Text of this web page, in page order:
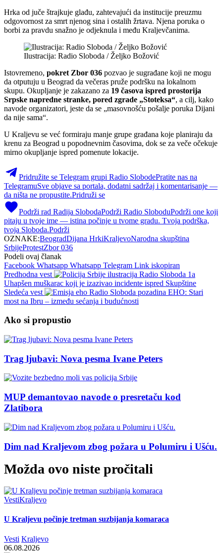
Hrka od juče štrajkuje glađu, zahtevajući da institucije preuzmu
odgovornost za smrt njenog sina i ostalih žrtava. Njena poruka o
borbi za pravdu snažno je odjeknula i među Kraljevčanima.
Ilustracija: Radio Sloboda / Željko Božović
Istovremeno, pokret Zbor 036 pozvao je sugrađane koji ne mogu
da otputuju u Beograd da večeras pruže podršku na lokalnom
skupu. Okupljanje je zakazano za 19 časova ispred prostorija
Srpske napredne stranke, pored zgrade „Stoteksa“, a cilj, kako
navode organizatori, jeste da se „masovnošću pošalje poruka Dijani
da nije sama“.
U Kraljevu se već formiraju manje grupe građana koje planiraju da
krenu za Beograd u popodnevnim časovima, dok se za veče očekuje
mirno okupljanje ispred pomenute lokacije.
Pridružite se Telegram grupi Radio SlobodePratite nas na
TelegramuSve objave sa portala, dodatni sadržaj i komentarisanje —
da ništa ne propustite.Pridruži se
Podrži rad Radija SlobodaPodrži Radio SloboduPodrži one koji
pitaju u tvoje ime — istina počinje u tvome gradu. Tvoja podrška,
tvoja Sloboda.Podrži
OZNAKE:BeogradDijana HrkiKraljevoNarodna skupština
SrbijeProtestZbor 036
Podeli ovaj članak
Facebook Whatsapp Whatsapp Telegram Link iskopiran
Predhodna vest
Uhapšen muškarac koji je izazivao incidente ispred Skupštine
Sledeća vest
EHO: Stari
most na Ibru – između sećanja i budućnosti
Ako si propustio
Trag ljubavi: Nova pesma Ivane Peters
MUP demantovao navode o presretaču kod
Zlatibora
Dim nad Kraljevom zbog požara u Polumiru i Ušću.
Možda ovo niste pročitali
VestiKraljevo
U Kraljevu počinje tretman suzbijanja komaraca
Vesti Kraljevo
06.08.2026